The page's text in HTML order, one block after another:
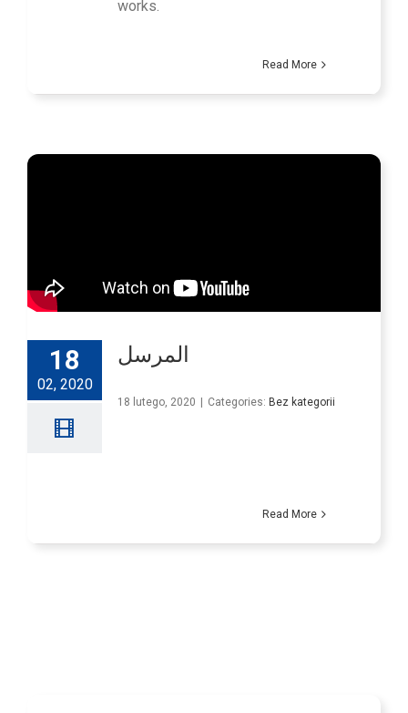
works.
Read More
18
02, 2020
المرسل
18 lutego, 2020 Categories: Bez kategorii
Read More